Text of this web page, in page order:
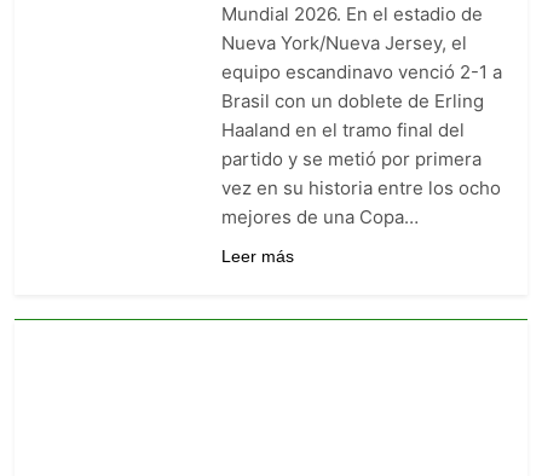
Mundial 2026. En el estadio de
Nueva York/Nueva Jersey, el
equipo escandinavo venció 2-1 a
Brasil con un doblete de Erling
Haaland en el tramo final del
partido y se metió por primera
vez en su historia entre los ocho
mejores de una Copa…
Leer más